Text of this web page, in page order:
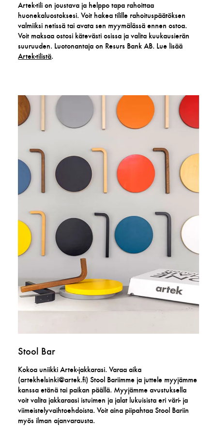
Artek-tili on joustava ja helppo tapa rahoittaa
huonekaluostoksesi. Voit hakea tilille rahoituspäätöksen
valmiiksi netissä tai avata sen myymälässä ennen ostoa.
Voit maksaa ostosi kätevästi osissa ja valita kuukausierän
suuruuden. Luotonantaja on Resurs Bank AB. Lue lisää
Artek-tilistä.
Stool Bar
Kokoa uniikki Artek-jakkarasi. Varaa aika
(artekhelsinki@artek.fi) Stool Bariimme ja juttele myyjämme
kanssa etänä tai paikan päällä. Myyjämme avustuksella
voit valita jakkaraasi istuimen ja jalat lukuisista eri väri- ja
viimeistelyvaihtoehdoista. Voit aina piipahtaa Stool Bariin
myös ilman ajanvarausta.